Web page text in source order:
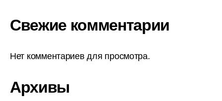
Свежие комментарии
Нет комментариев для просмотра.
Архивы